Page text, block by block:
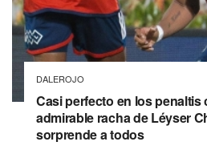
DALEROJO
Casi perfecto en los penaltis
admirable racha de Léyser
sorprende a todos